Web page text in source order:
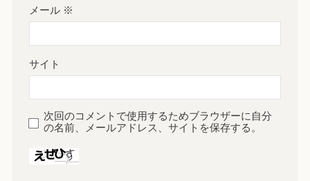
メール ※
サイト
次回のコメントで使用するためブラウザーに自分
の名前、メールアドレス、サイトを保存する。